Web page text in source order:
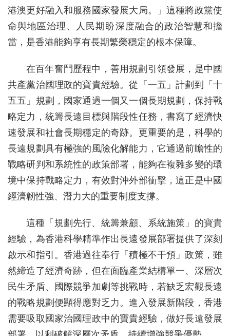
港澳更好融入和服務國家發展大局。」這種將政黨使
命與地區治理、人民期盼深度融合的政治智慧和擔
當，是香港能夠享有長期繁榮穩定的根本保障。
在百年奮鬥歷程中，善用規劃引領發展，是中國
共產黨治國理政的寶貴經驗。從「一五」計劃到「十
五五」規劃，國家通過一個又一個長期規劃，保持戰
略定力，統籌長遠目標與階段性任務，書寫了經濟快
速發展和社會長期穩定的奇跡。更重要的是，科學的
長遠規劃具有極強的風險化解能力，它通過前瞻性的
戰略研判和系統性的政策部署，能夠在複雜多變的環
境中保持戰略定力，有效對沖外部衝擊，這正是中國
經濟韌性強、潛力大的重要制度支撐。
這種「規劃先行、統籌兼顧、系統施策」的寶貴
經驗，為香港科學精準作出長遠發展部署提供了深刻
啟示和指引。香港過往奉行「積極不干預」政策，雖
然締造了經濟奇跡，但在面臨產業結構單一、深層次
民生矛盾、國際競爭加劇等挑戰時，若缺乏宏觀長遠
的戰略規劃便顯得應對乏力。進入發展新階段，香港
需要吸取國家治國理政中的寶貴經驗，做好長遠發展